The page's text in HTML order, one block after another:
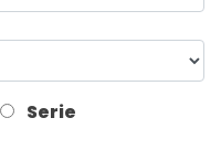
Serie